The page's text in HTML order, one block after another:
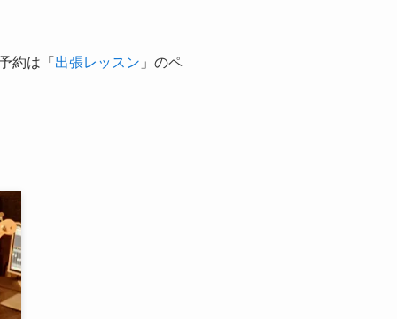
約は「 出張レッスン 」のペ